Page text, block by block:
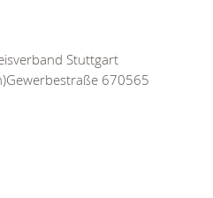
Stuttgart
670565